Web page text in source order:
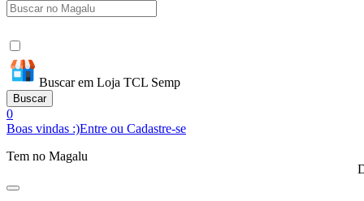
Buscar em Loja TCL Semp
Buscar
0
Boas vindas :)Entre ou Cadastre-se
Tem no Magalu